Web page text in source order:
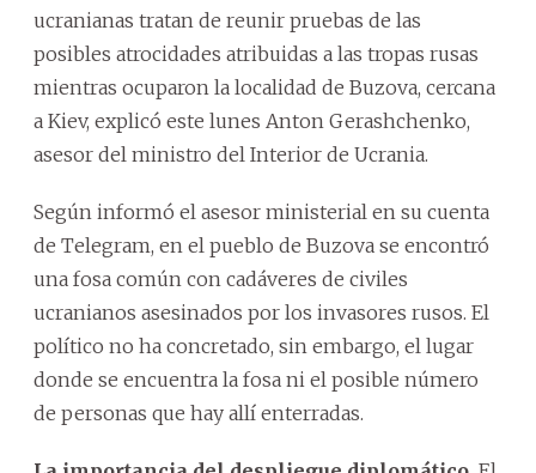
ucranianas tratan de reunir pruebas de las
posibles atrocidades atribuidas a las tropas rusas
mientras ocuparon la localidad de Buzova, cercana
a Kiev, explicó este lunes Anton Gerashchenko,
asesor del ministro del Interior de Ucrania.
Según informó el asesor ministerial en su cuenta
de Telegram, en el pueblo de Buzova se encontró
una fosa común con cadáveres de civiles
ucranianos asesinados por los invasores rusos. El
político no ha concretado, sin embargo, el lugar
donde se encuentra la fosa ni el posible número
de personas que hay allí enterradas.